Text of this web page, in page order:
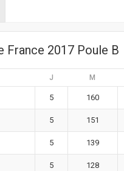
France 2017 Poule B
J M
5 160
5 151
5 139
5 128